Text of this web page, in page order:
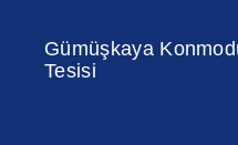
Gümüşkaya
Tesisi